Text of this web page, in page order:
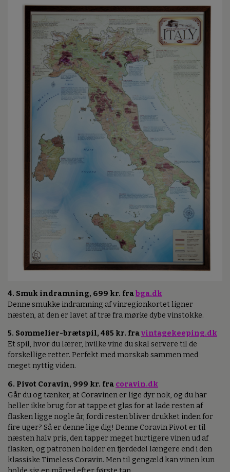
4. Smuk indramning, 699 kr. frabga.dk
Denne smukke indramning af vinregionkortet ligner
næsten, at den er lavet af træ fra mørke dybe vinstokke.
5. Sommelier-brætspil, 485 kr. fravintagekeeping.dk
Et spil, hvor du lærer, hvilke vine du skal servere til de
forskellige retter. Perfekt med morskab sammen med
meget nyttig viden.
6. Pivot Coravin, 999 kr. fra coravin.dk
Går du og tænker, at Coravinen er lige dyr nok, og du har
heller ikke brug for at tappe et glas for at lade resten af
flasken ligge nogle år, fordi resten bliver drukket inden for
fire uger? Så er denne lige dig! Denne Coravin Pivot er til
næsten halv pris, den tapper meget hurtigere vinen ud af
flasken, og patronen holder en fjerdedel længere end i den
klassiske Timeless Coravin. Men til gengæld kan vinen kun